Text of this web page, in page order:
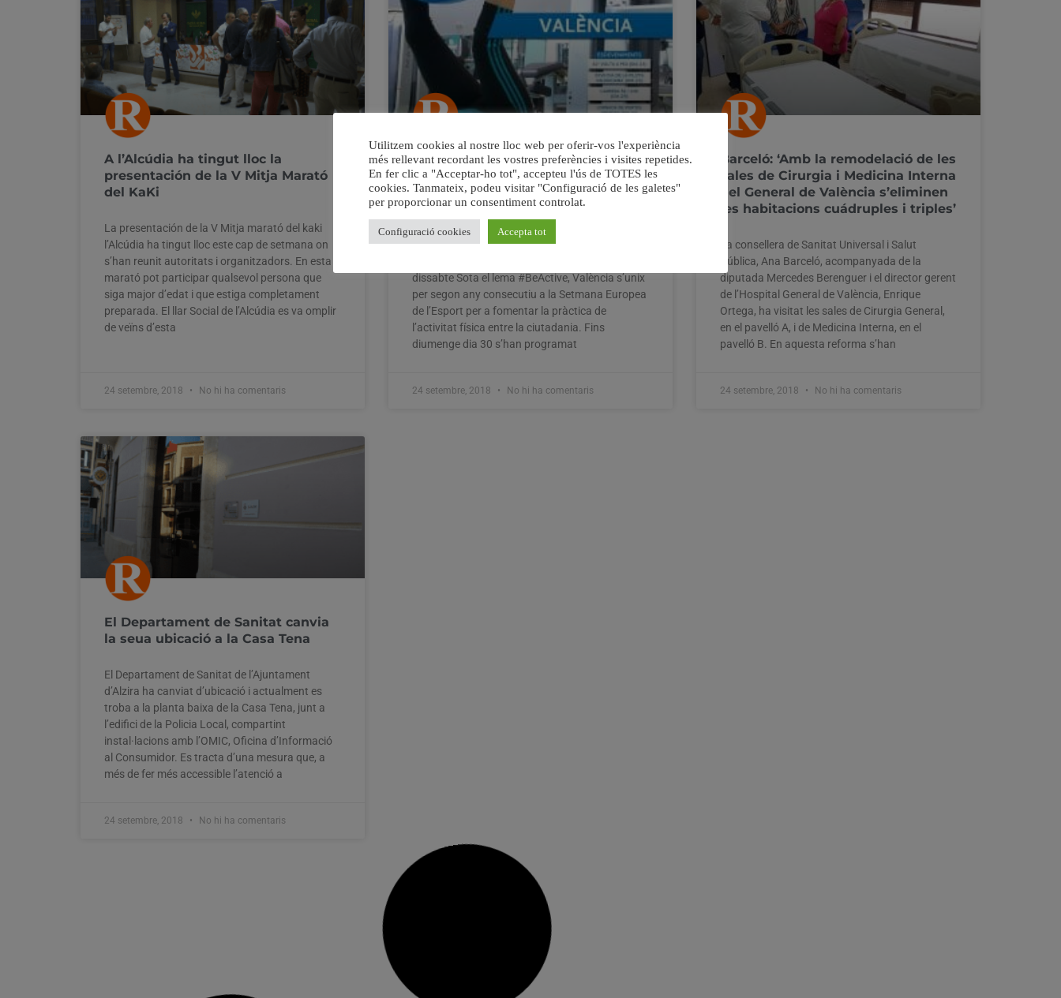
A l’Alcúdia ha tingut lloc la
presentación de la V Mitja Marató
del KaKi
La presentación de la V Mitja marató del kaki
l’Alcúdia ha tingut lloc este cap de setmana on
s’han reunit autoritats i organitzadors. En esta
marató pot participar qualsevol persona que
siga major d’edat i que estiga completament
preparada. El llar Social de l’Alcúdia es va omplir
de veïns d’esta
24 setembre, 2018 No hi ha comentaris
València celebra la Setmana
Europea de l’Esport amb més d’un
centenar d’activitats gratuïtes en
diferents barris
La plaça de l’Ajuntament es transformarà en un
dissabte Sota el lema #BeActive, València s’unix
per segon any consecutiu a la Setmana Europea
de l’Esport per a fomentar la pràctica de
l’activitat física entre la ciutadania. Fins
diumenge dia 30 s’han programat
24 setembre, 2018 No hi ha comentaris
Barceló: ‘Amb la remodelació de les
sales de Cirurgia i Medicina Interna
del General de València s’eliminen
les habitacions cuádruples i triples’
La consellera de Sanitat Universal i Salut
Pública, Ana Barceló, acompanyada de la
diputada Mercedes Berenguer i el director gerent
de l’Hospital General de València, Enrique
Ortega, ha visitat les sales de Cirurgia General,
en el pavelló A, i de Medicina Interna, en el
pavelló B. En aquesta reforma s’han
24 setembre, 2018 No hi ha comentaris
El Departament de Sanitat canvia
la seua ubicació a la Casa Tena
El Departament de Sanitat de l’Ajuntament
d’Alzira ha canviat d’ubicació i actualment es
troba a la planta baixa de la Casa Tena, junt a
l’edifici de la Policia Local, compartint
instal·lacions amb l’OMIC, Oficina d’Informació
al Consumidor. Es tracta d’una mesura que, a
més de fer més accessible l’atenció a
Utilitzem cookies al nostre lloc web per oferir-vos l'experiència
més rellevant recordant les vostres preferències i visites repetides.
En fer clic a "Acceptar-ho tot", accepteu l'ús de TOTES les
cookies. Tanmateix, podeu visitar "Configuració de les galetes"
per proporcionar un consentiment controlat.
Configuració cookies Accepta tot